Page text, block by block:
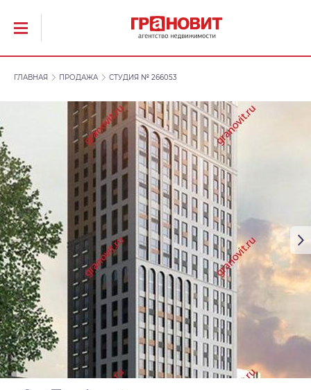
ГЛАВНАЯ ПРОДАЖА СТУДИЯ № 266053